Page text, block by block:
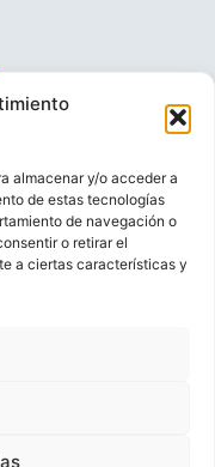
almacenar y/o acceder a
de estas tecnologías
de navegación o
o retirar el
a ciertas características y
DE PRIVACIDAD